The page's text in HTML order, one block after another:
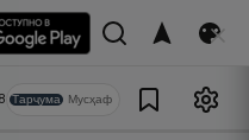
Тарҷума Мусҳаф